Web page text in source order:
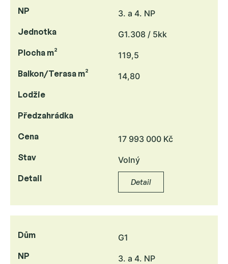
NP
3. a 4. NP
Jednotka
G1.308 / 5kk
Plocha m²
119,5
Balkon/Terasa m²
14,80
Lodžie
Předzahrádka
Cena
17 993 000 Kč
Stav
Volný
Detail
Detail
Dům
G1
NP
3. a 4. NP